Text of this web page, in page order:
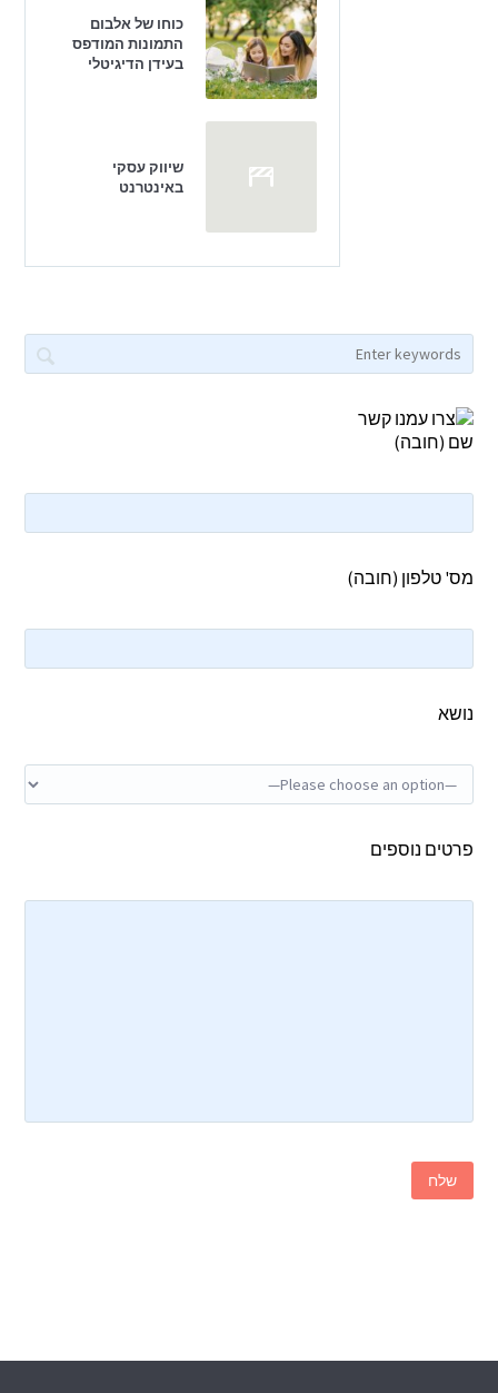
כוחו של אלבום
התמונות המודפס
בעידן הדיגיטלי
שיווק עסקי
באינטרנט
שם (חובה)
מס' טלפון (חובה)
נושא
פרטים נוספים